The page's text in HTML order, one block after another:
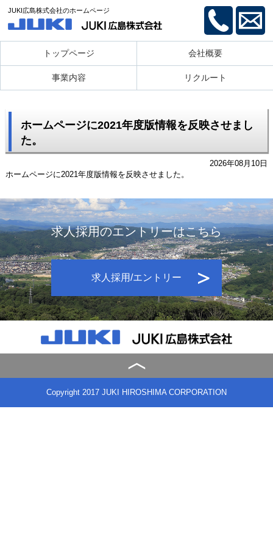
JUKI広島株式会社のホームページ
トップページ 会社概要
事業内容 リクルート
ホームページに2021年度版情報を反映させまし
た。
2026年08月10日
ホームページに2021年度版情報を反映させました。
求人採用のエントリーはこちら
求人採用/エントリー
Copyright 2017 JUKI HIROSHIMA CORPORATION